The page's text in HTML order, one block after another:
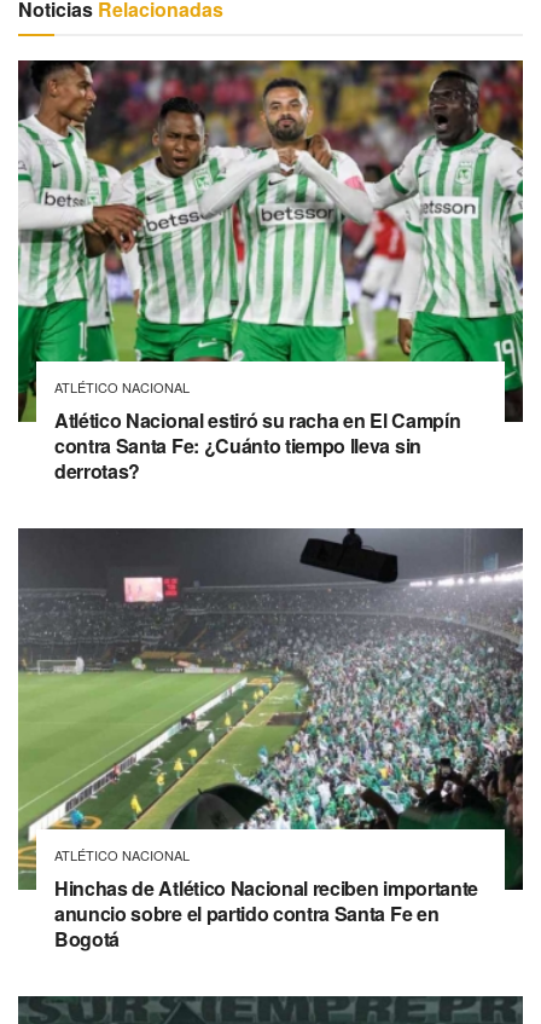
Noticias Relacionadas
ATLÉTICO NACIONAL
Atlético Nacional estiró su racha en El Campín
contra Santa Fe: ¿Cuánto tiempo lleva sin
derrotas?
ATLÉTICO NACIONAL
Hinchas de Atlético Nacional reciben importante
anuncio sobre el partido contra Santa Fe en
Bogotá